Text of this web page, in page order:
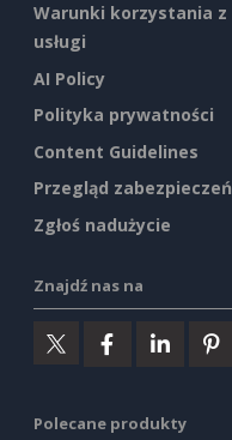
Warunki korzystania z
usługi
AI Policy
Polityka prywatności
Content Guidelines
Przegląd zabezpieczeń
Zgłoś nadużycie
Znajdź nas na
Polecane produkty